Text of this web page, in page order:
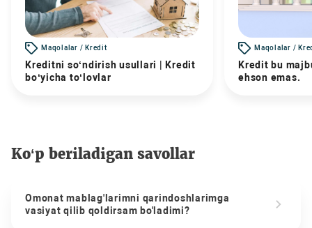
Maqolalar / Kredit
Kreditni so‘ndirish usullari | Kredit
bo‘yicha to‘lovlar
Maqolalar /
Kredit bu
ehson emas.
Ko‘p beriladigan savollar
Omonat mablag'larimni qarindoshlarimga
vasiyat qilib qoldirsam bo'ladimi?